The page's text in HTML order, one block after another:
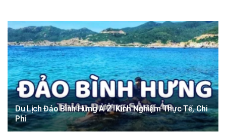
Du Lịch Đảo Bình Hưng A-Z: Kinh Nghiệm Thực Tế, Chi
Phí